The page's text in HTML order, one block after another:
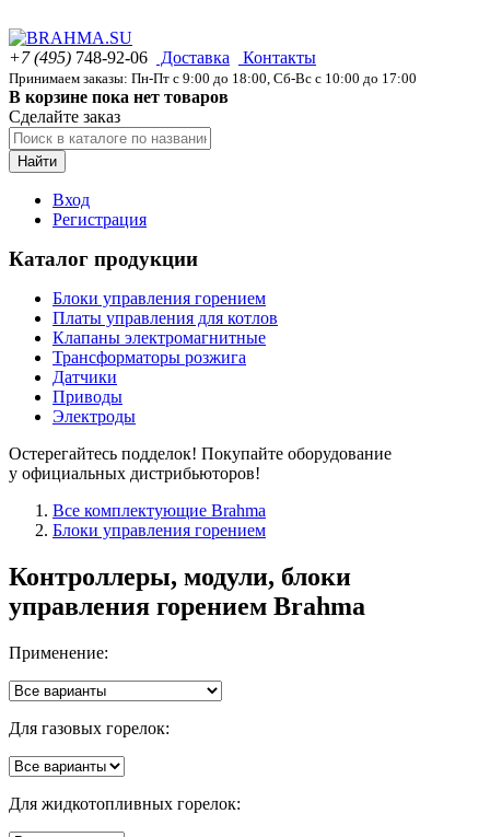
+7 (495) 748-92-06 Доставка Контакты
Принимаем заказы: Пн-Пт с 9:00 до 18:00, Сб-Вс с 10:00 до 17:00
В корзине пока нет товаров
Сделайте заказ
Найти
Вход
Регистрация
Каталог продукции
Блоки управления горением
Платы управления для котлов
Клапаны электромагнитные
Трансформаторы розжига
Датчики
Приводы
Электроды
Остерегайтесь подделок! Покупайте оборудование
у официальных дистрибьюторов!
Все комплектующие Brahma
Блоки управления горением
Контроллеры, модули, блоки
управления горением Brahma
Применение:
Для газовых горелок:
Для жидкотопливных горелок: